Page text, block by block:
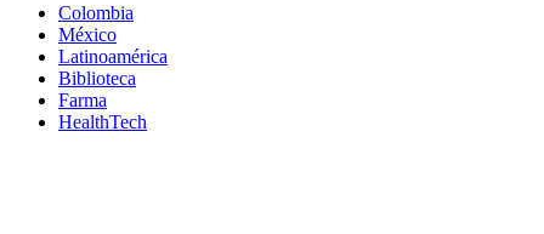
Colombia
México
Latinoamérica
Biblioteca
Farma
HealthTech